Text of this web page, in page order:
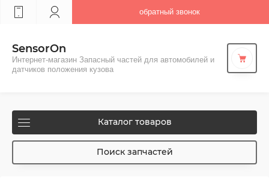
обратный звонок
SensorOn
Интернет-магазин Запасный частей для автомобилей и
датчиков положения кузова
Каталог товаров
Поиск запчастей